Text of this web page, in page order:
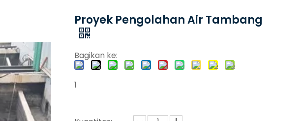
Proyek Pengolahan Air Tambang
Bagikan ke:
1